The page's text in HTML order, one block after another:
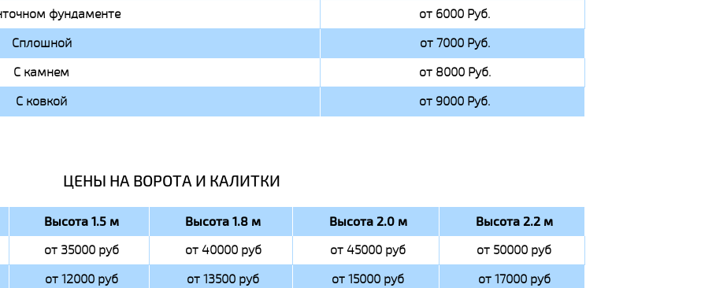
фундаменте
от 6000 Руб.
Сплошной
от 7000 Руб.
С камнем
от 8000 Руб.
С ковкой
от 9000 Руб.
ЦЕНЫ НА ВОРОТА И КАЛИТКИ
Высота 1.5 м Высота 1.8 м Высота 2.0 м Высота 2.2 м
от 35000 руб от 40000 руб от 45000 руб
от 50000 руб
от 12000 руб от 13500 руб от 15000 руб
от 17000 руб